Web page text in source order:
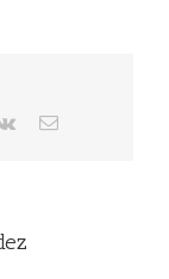
Vk Email